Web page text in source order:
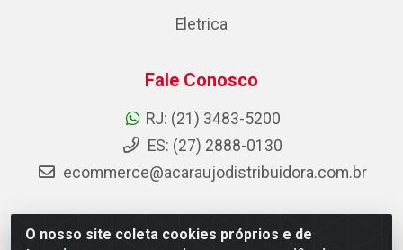
O nosso site coleta cookies próprios e de
Eletrica
Fale Conosco
RJ: (21) 3483-5200
ES: (27) 2888-0130
ecommerce@acaraujodistribuidora.com.br
AC Araujo Distribuidora - Rua Carneiro de Campos, 42 -